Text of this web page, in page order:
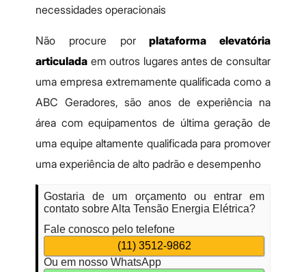
necessidades operacionais
Não procure porplataforma elevatória
articulada em outros lugares antes de consultar
uma empresa extremamente qualificada como a
ABC Geradores, são anos de experiência na
área com equipamentos de última geração de
uma equipe altamente qualificada para promover
uma experiência de alto padrão e desempenho
Gostaria de um orçamento ou entrar em
contato sobre Alta Tensão Energia Elétrica?
Fale conosco pelo telefone
(11) 3512-9862
Ou em nosso WhatsApp